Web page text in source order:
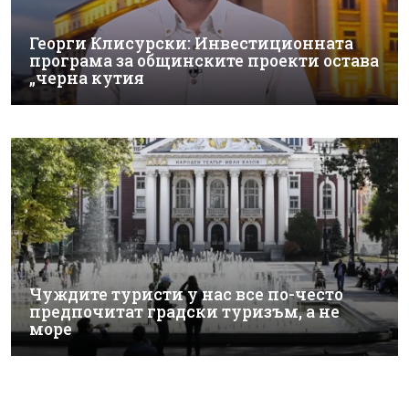
Георги Клисурски: Инвестиционната
програма за общинските проекти остава
„черна кутия
Чуждите туристи у нас все по-често
предпочитат градски туризъм, а не
море